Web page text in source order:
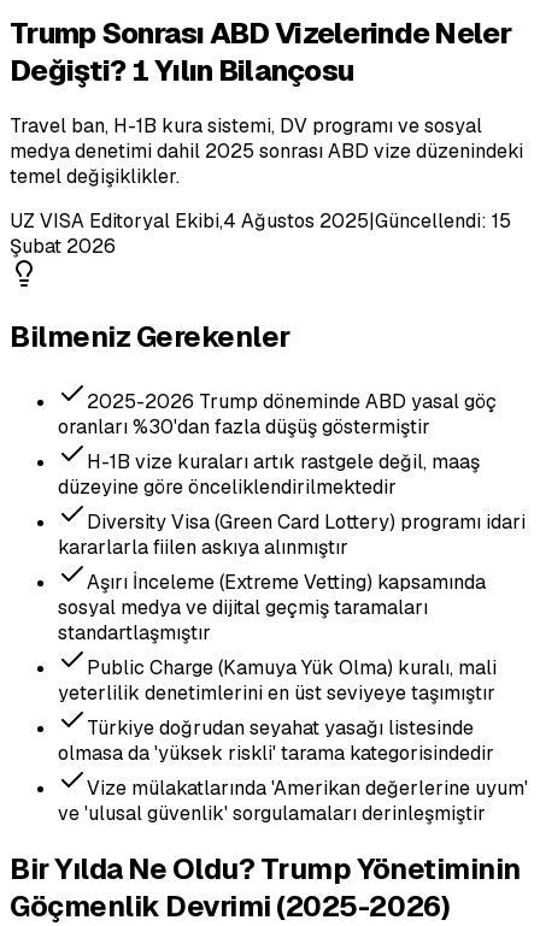
Trump Sonrası ABD Vizelerinde Neler
Değişti? 1 Yılın Bilançosu
Travel ban, H-1B kura sistemi, DV programı ve sosyal
medya denetimi dahil 2025 sonrası ABD vize düzenindeki
temel değişiklikler.
UZ VISA Editoryal Ekibi,4 Ağustos 2025|Güncellendi: 15
Şubat 2026
Bilmeniz Gerekenler
2025-2026 Trump döneminde ABD yasal göç
oranları %30'dan fazla düşüş göstermiştir
H-1B vize kuraları artık rastgele değil, maaş
düzeyine göre önceliklendirilmektedir
Diversity Visa (Green Card Lottery) programı idari
kararlarla fiilen askıya alınmıştır
Aşırı İnceleme (Extreme Vetting) kapsamında
sosyal medya ve dijital geçmiş taramaları
standartlaşmıştır
Public Charge (Kamuya Yük Olma) kuralı, mali
yeterlilik denetimlerini en üst seviyeye taşımıştır
Türkiye doğrudan seyahat yasağı listesinde
olmasa da 'yüksek riskli' tarama kategorisindedir
Vize mülakatlarında 'Amerikan değerlerine uyum'
ve 'ulusal güvenlik' sorgulamaları derinleşmiştir
Bir Yılda Ne Oldu? Trump Yönetiminin
Göçmenlik Devrimi (2025-2026)